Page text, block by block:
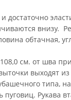
достаточно
внизу.
обтачная,
см. от шва
выходят
типа,
пуговиц. Рукава